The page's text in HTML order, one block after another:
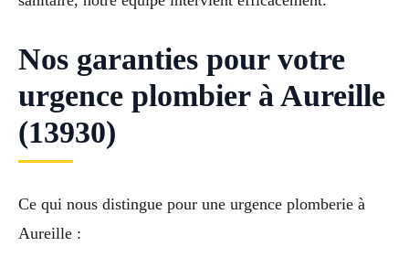
Nos garanties pour votre
urgence plombier à Aureille
(13930)
Ce qui nous distingue pour une urgence plomberie à
Aureille :